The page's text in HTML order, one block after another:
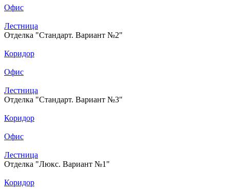
Офис
Лестница
Отделка "Стандарт. Вариант №2"
Коридор
Офис
Лестница
Отделка "Стандарт. Вариант №3"
Коридор
Офис
Лестница
Отделка "Люкс. Вариант №1"
Коридор